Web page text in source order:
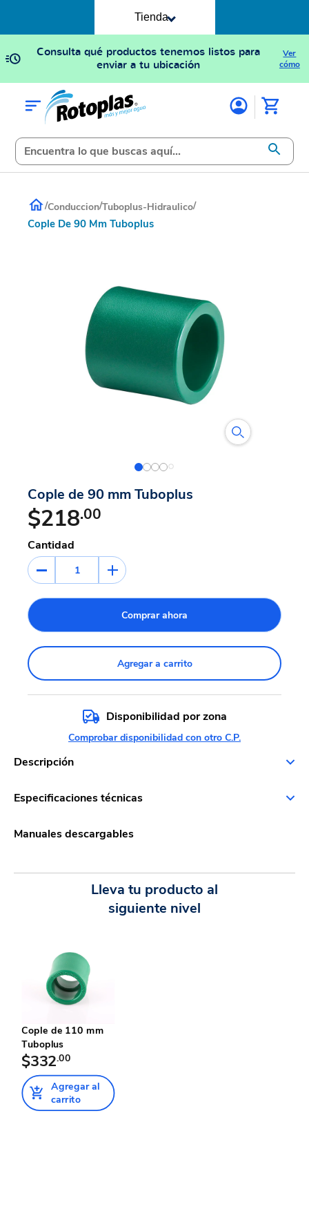
Tienda
Consulta qué productos tenemos listos para
enviar a tu ubicación
Ver
cómo
/Conduccion/Tuboplus-Hidraulico/
Cople De 90 Mm Tuboplus
Cople de 90 mm Tuboplus
$218.00
Cantidad
1
Comprar ahora
Agregar a carrito
Disponibilidad por zona
Comprobar disponibilidad con otro C.P.
Descripción
Especificaciones técnicas
Manuales descargables
Lleva tu producto al
siguiente nivel
Cople de 110 mm
Tuboplus
$332.00
Agregar al
carrito